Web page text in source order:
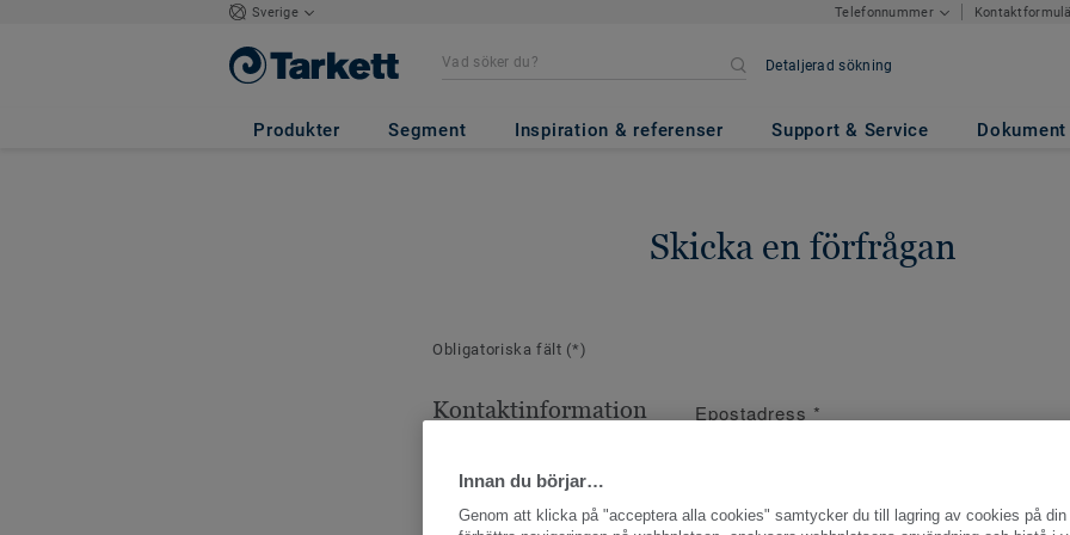
Sverige Telefonnummer
Detaljerad sökning
Produkter Segment Inspiration & referenser Support & Service Dokument
Skicka en förfrågan
Obligatoriska fält (*)
Kontaktinformation Epostadress *
Innan du börjar…
Genom att klicka på "acceptera alla cookies" samtycker du till lagring av cookies på